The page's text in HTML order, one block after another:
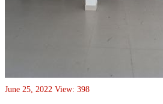
June 25, 2022 View: 398